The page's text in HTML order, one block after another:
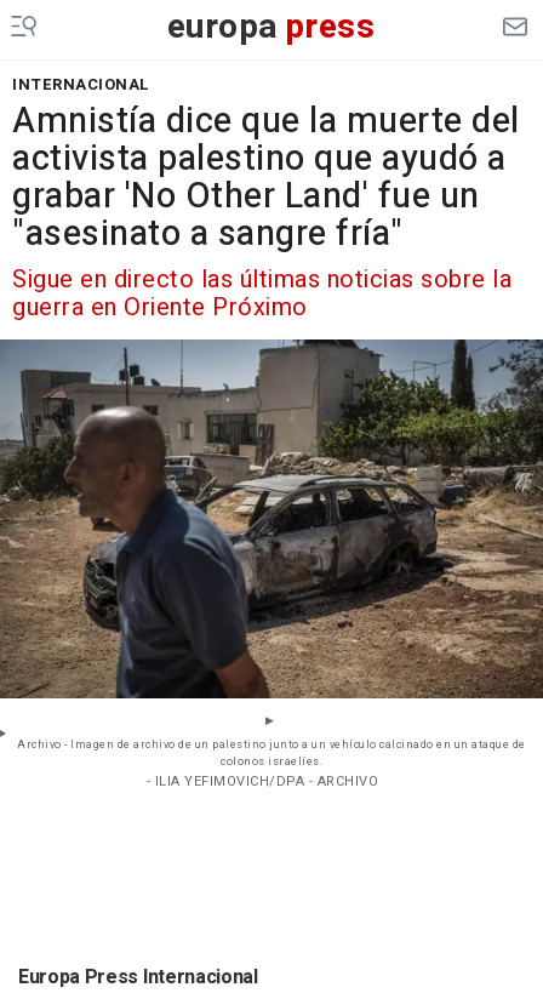
europa press
INTERNACIONAL
Amnistía dice que la muerte del
activista palestino que ayudó a
grabar 'No Other Land' fue un
"asesinato a sangre fría"
Sigue en directo las últimas noticias sobre la
guerra en Oriente Próximo
Archivo - Imagen de archivo de un palestino junto a un vehículo calcinado en un ataque de
colonos israelíes.
- ILIA YEFIMOVICH/DPA - ARCHIVO
Europa Press Internacional